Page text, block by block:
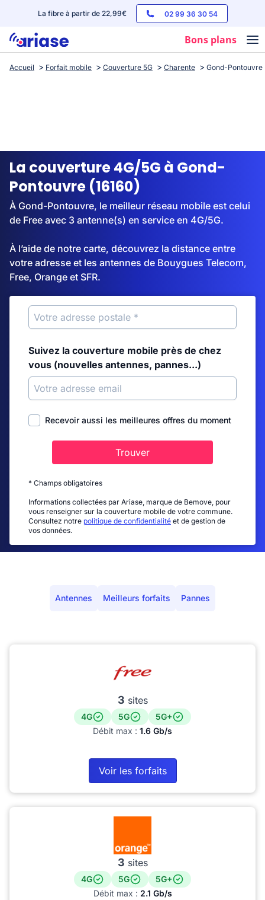
La fibre à partir de 22,99€ 02 99 36 30 54
Bons plans
Box internet
Streaming
Accueil Forfait mobile Couverture 5G Charente Gond-Pontouvre
La couverture 4G/5G à Gond-
Pontouvre (16160)
À Gond-Pontouvre, le meilleur réseau mobile est celui
de Free avec 3 antenne(s) en service en 4G/5G.
À l’aide de notre carte, découvrez la distance entre
votre adresse et les antennes de Bouygues Telecom,
Free, Orange et SFR.
Suivez la couverture mobile près de chez
vous (nouvelles antennes, pannes...)
Recevoir aussi les meilleures offres du moment
Trouver
* Champs obligatoires
Informations collectées par Ariase, marque de Bemove, pour
vous renseigner sur la couverture mobile de votre commune.
Consultez notre politique de confidentialité et de gestion de
vos données.
Antennes Meilleurs forfaits Pannes
3 sites
4G 5G
5G+
Débit max : 1.6 Gb/s
Voir les forfaits
3 sites
4G 5G
5G+
Débit max : 2.1 Gb/s